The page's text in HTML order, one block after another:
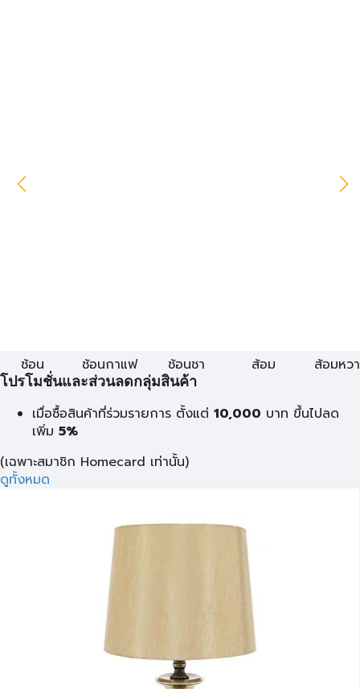
ช้อน ช้อนกาแฟ ช้อนชา ส้อม ส้อมหว
โปรโมชั่นและส่วนลดกลุ่มสินค้า
เมื่อซื้อสินค้าที่ร่วมรายการ ตั้งแต่ 10,000 บาท ขึ้นไปลด
เพิ่ม 5%
(เฉพาะสมาชิก Homecard เท่านั้น)
ดูทั้งหมด